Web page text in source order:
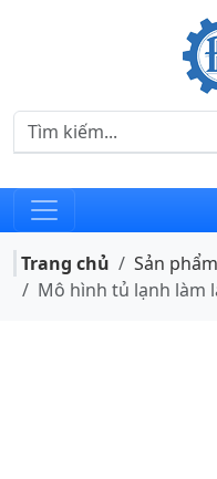
Trang chủ
Sản phẩm
Mô hình tủ lạnh làm